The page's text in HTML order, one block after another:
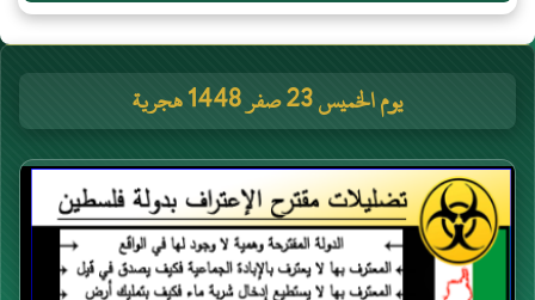
يوم الخميس 23 صفر 1448 هجرية